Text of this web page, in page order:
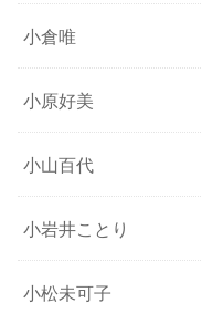
小倉唯
小原好美
小山百代
小岩井ことり
小松未可子